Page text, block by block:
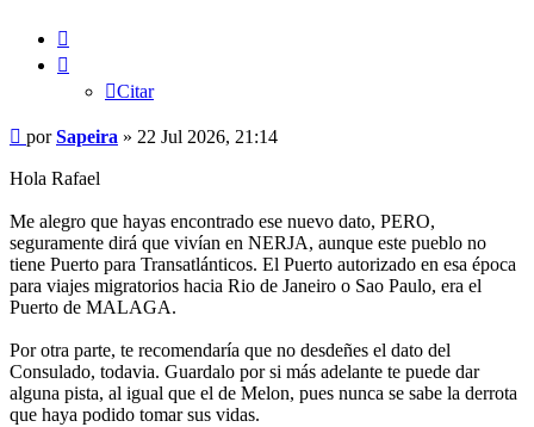
Citar
Mensaje
porSapeira » 22 Jul 2026, 21:14
Hola Rafael
Me alegro que hayas encontrado ese nuevo dato, PERO,
seguramente dirá que vivían en NERJA, aunque este pueblo no
tiene Puerto para Transatlánticos. El Puerto autorizado en esa época
para viajes migratorios hacia Rio de Janeiro o Sao Paulo, era el
Puerto de MALAGA.
Por otra parte, te recomendaría que no desdeñes el dato del
Consulado, todavia. Guardalo por si más adelante te puede dar
alguna pista, al igual que el de Melon, pues nunca se sabe la derrota
que haya podido tomar sus vidas.